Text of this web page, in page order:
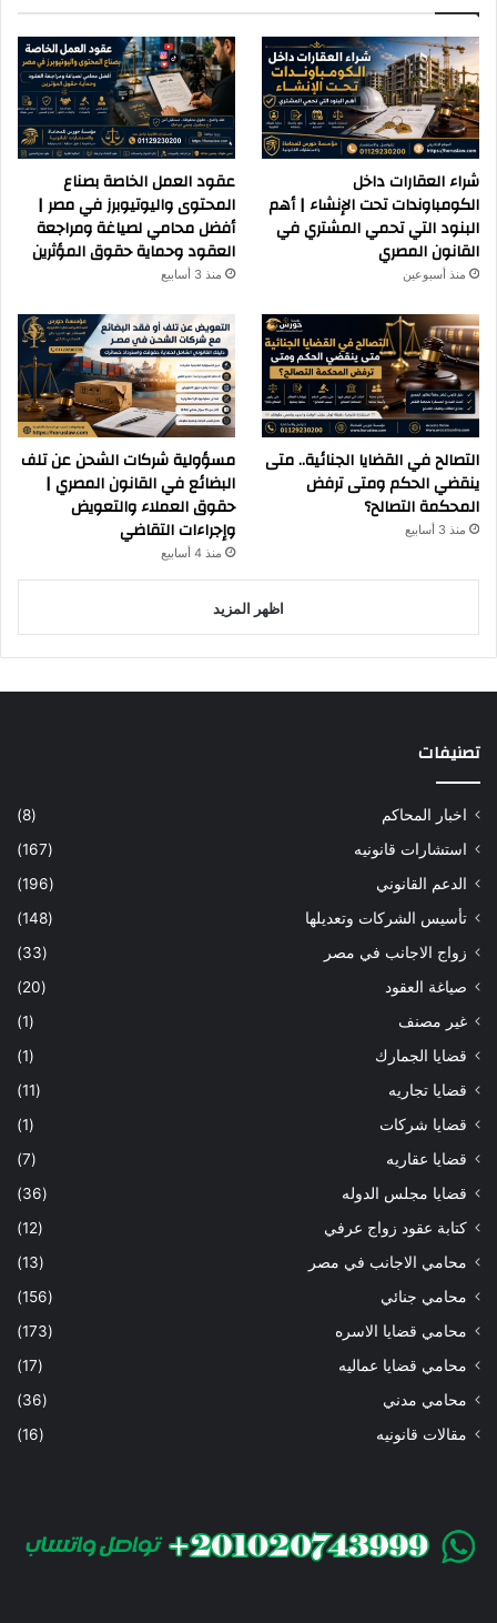
شراء العقارات داخل
الكومباوندات تحت الإنشاء | أهم
البنود التي تحمي المشتري في
القانون المصري
منذ أسبوعين
عقود العمل الخاصة بصناع
المحتوى واليوتيوبرز في مصر |
أفضل محامي لصياغة ومراجعة
العقود وحماية حقوق المؤثرين
منذ 3 أسابيع
التصالح في القضايا الجنائية.. متى
ينقضي الحكم ومتى ترفض
المحكمة التصالح؟
منذ 3 أسابيع
مسؤولية شركات الشحن عن تلف
البضائع في القانون المصري |
حقوق العملاء والتعويض
وإجراءات التقاضي
منذ 4 أسابيع
اظهر المزيد
تصنيفات
اخبار المحاكم
(8)
استشارات قانونيه
(167)
الدعم القانوني
(196)
تأسيس الشركات وتعديلها
(148)
زواج الاجانب في مصر
(33)
صياغة العقود
(20)
غير مصنف
(1)
قضايا الجمارك
(1)
قضايا تجاريه
(11)
قضايا شركات
(1)
قضايا عقاريه
(7)
قضايا مجلس الدوله
(36)
كتابة عقود زواج عرفي
(12)
محامي الاجانب في مصر
(13)
محامي جنائي
(156)
محامي قضايا الاسره
(173)
محامي قضايا عماليه
(17)
محامي مدني
(36)
مقالات قانونيه
(16)